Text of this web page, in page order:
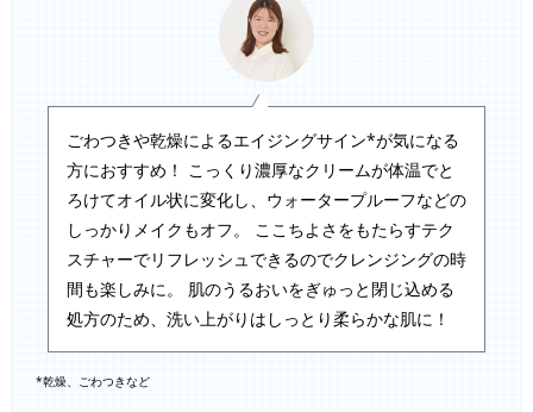
ごわつきや乾燥によるエイジングサイン*が気になる
方におすすめ！ こっくり濃厚なクリームが体温でと
ろけてオイル状に変化し、ウォータープルーフなどの
しっかりメイクもオフ。 ここちよさをもたらすテク
スチャーでリフレッシュできるのでクレンジングの時
間も楽しみに。 肌のうるおいをぎゅっと閉じ込める
処方のため、洗い上がりはしっとり柔らかな肌に！
*乾燥、ごわつきなど